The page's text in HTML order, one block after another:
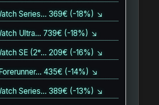
Series… 369€ (-18%) ↘
Ultra… 739€ (-18%) ↘
SE (2ᵉ… 209€ (-16%) ↘
435€ (-14%) ↘
Series… 389€ (-13%) ↘